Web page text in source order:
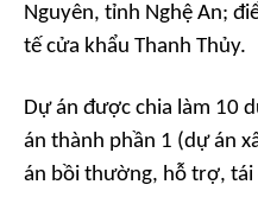
Nguyên, tỉnh Nghệ An;
tế cửa khẩu Thanh Thủy.
Dự án được chia làm 10
án thành phần 1 (dự án
án bồi thường, hỗ trợ, tái